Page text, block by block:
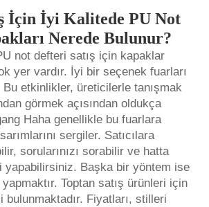
İçin İyi Kalitede PU Not
Nerede Bulunur?
not defteri satış için kapaklar
yer vardır. İyi bir seçenek fuarları
etkinlikler, üreticilerle tanışmak
görmek açısından oldukça
Haha genellikle bu fuarlara
sergiler. Satıcılara
sorularınızı sorabilir ve hatta
yapabilirsiniz. Başka bir yöntem ise
Toptan satış ürünleri için
bulunmaktadır. Fiyatları, stilleri